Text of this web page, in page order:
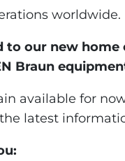
e
c
Ciudad
worldwide.
to our new home
Braun
available for
latest